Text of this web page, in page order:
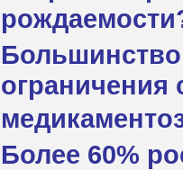
Более 60%